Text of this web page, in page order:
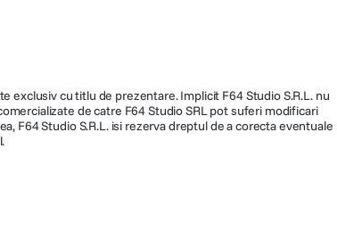
exclusiv cu titlu de prezentare. Implicit F64 Studio S.R.L. nu
de catre F64 Studio SRL pot suferi modificari
F64 Studio S.R.L. isi rezerva dreptul de a corecta eventuale